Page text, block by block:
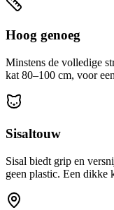
Hoog genoeg
Minstens de volledige
kat 80–100 cm, voor
Sisaltouw
Sisal biedt grip en
geen plastic. Een dikke